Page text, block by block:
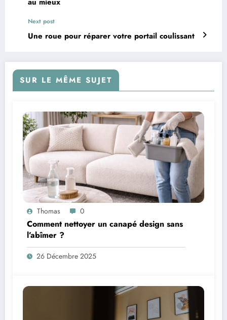
Next post
Une roue pour réparer votre portail coulissant
SUR LE MÊME SUJET
Thomas 0
Comment nettoyer un canapé design sans
l’abîmer ?
26 Décembre 2025